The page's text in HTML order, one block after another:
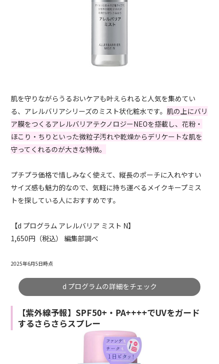
肌を守りながらうるおいケアも叶えられると人気を集めてい
る、アレルバリアシリーズのミスト状化粧水です。 肌の上にバリ
ア膜をつくるアレルバリアテクノロジーNEOを搭載し、花粉・
ほこり・ちりといった微粒子汚れや乾燥からデリケートな肌を
守ってくれるのが大きな特徴。
プチプラ価格で惜しみなく使えて、縦長のポーチに入れやすい
サイズ感も魅力的なので、気軽に持ち運べるメイクキープミス
トを探している人におすすめです。
【d プログラム アレルバリア ミスト N】
1,650円（税込） 編集部調べ
2025年6月5日時点
d プログラムの詳細をチェック
【紫外線予報】SPF50+・PA++++でUVをガード
するさらさらスプレー